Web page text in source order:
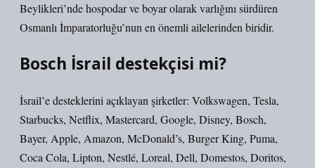
Beylikleri’nde hospodar ve boyar olarak varlığını sürdüren
Osmanlı İmparatorluğu’nun en önemli ailelerinden biridir.
Bosch İsrail destekçisi mi?
İsrail’e desteklerini açıklayan şirketler: Volkswagen, Tesla,
Starbucks, Netflix, Mastercard, Google, Disney, Bosch,
Bayer, Apple, Amazon, McDonald’s, Burger King, Puma,
Coca Cola, Lipton, Nestlé, Loreal, Dell, Domestos, Doritos,